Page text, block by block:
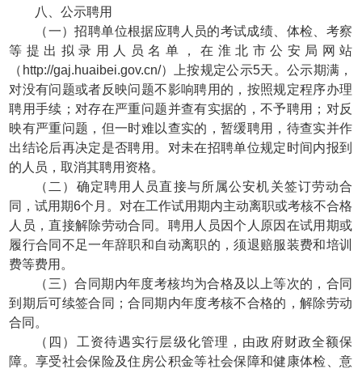
八、公示聘用
（一）招聘单位根据应聘人员的考试成绩、体检、考察
等提出拟录用人员名单，在淮北市公安局网站
（http://gaj.huaibei.gov.cn/）上按规定公示5天。公示期满，
对没有问题或者反映问题不影响聘用的，按照规定程序办理
聘用手续；对存在严重问题并查有实据的，不予聘用；对反
映有严重问题，但一时难以查实的，暂缓聘用，待查实并作
出结论后再决定是否聘用。对未在招聘单位规定时间内报到
的人员，取消其聘用资格。
（二）确定聘用人员直接与所属公安机关签订劳动合
同，试用期6个月。对在工作试用期内主动离职或考核不合格
人员，直接解除劳动合同。聘用人员因个人原因在试用期或
履行合同不足一年辞职和自动离职的，须退赔服装费和培训
费等费用。
（三）合同期内年度考核均为合格及以上等次的，合同
到期后可续签合同；合同期内年度考核不合格的，解除劳动
合同。
（四）工资待遇实行层级化管理，由政府财政全额保
障。享受社会保险及住房公积金等社会保障和健康体检、意